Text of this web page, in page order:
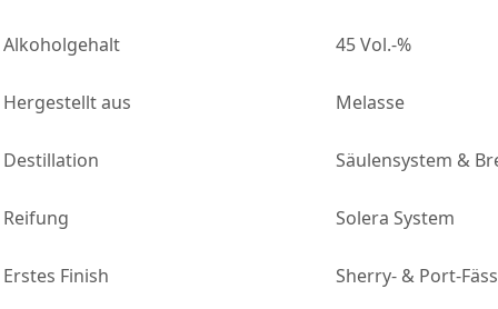
Alkoholgehalt 45 Vol.-%
Hergestellt aus Melasse
Destillation Säulensystem &
Reifung Solera System
Erstes Finish Sherry- & Port-